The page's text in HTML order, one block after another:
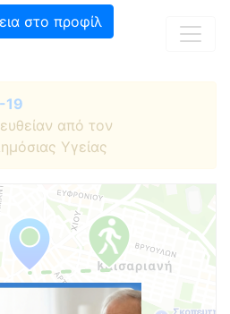
στο προφίλ
19
από τον
Υγείας